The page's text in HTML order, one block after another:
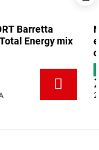
Barretta
Energy mix